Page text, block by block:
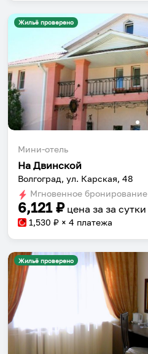
Жильё проверено
Мини-отель
На Двинской
Волгоград, ул. Карская, 48
Мгновенное бронирование
6,121₽ цена за за сутки
1,530 ₽ × 4 платежа
Жильё проверено